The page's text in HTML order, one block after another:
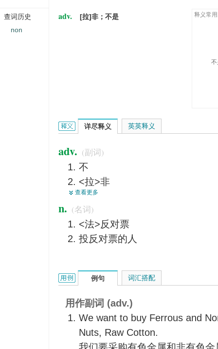
adv. [拉]非；不是 释义常
non的英文翻译是什么意思，词典释义与在线翻译：
详尽释义
adv. (副词)
不
<拉>非
非
无
[拉]非
不是
查看更多
n. (名词)
<法>反对票
投反对票的人
英英释义
non的用法和样例：
例句
用作副词 (adv.)
We want to buy Ferrous and
Nuts, Raw Cotton.
词汇搭配
查词历史
non